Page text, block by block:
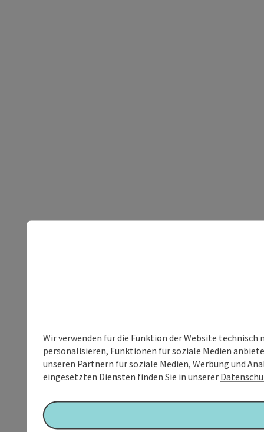
Wir verwenden für die Funktion der Website
personalisieren, Funktionen für soziale Medien
unseren Partnern für soziale Medien, Werbung und
eingesetzten Diensten finden Sie in unserer